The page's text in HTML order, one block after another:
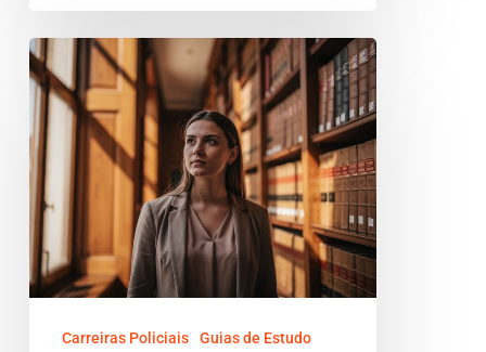
Plataforma
lei
seca
concurso
delegado
estadual:
o
guia
definitivo
Carreiras Policiais Guias de Estudo